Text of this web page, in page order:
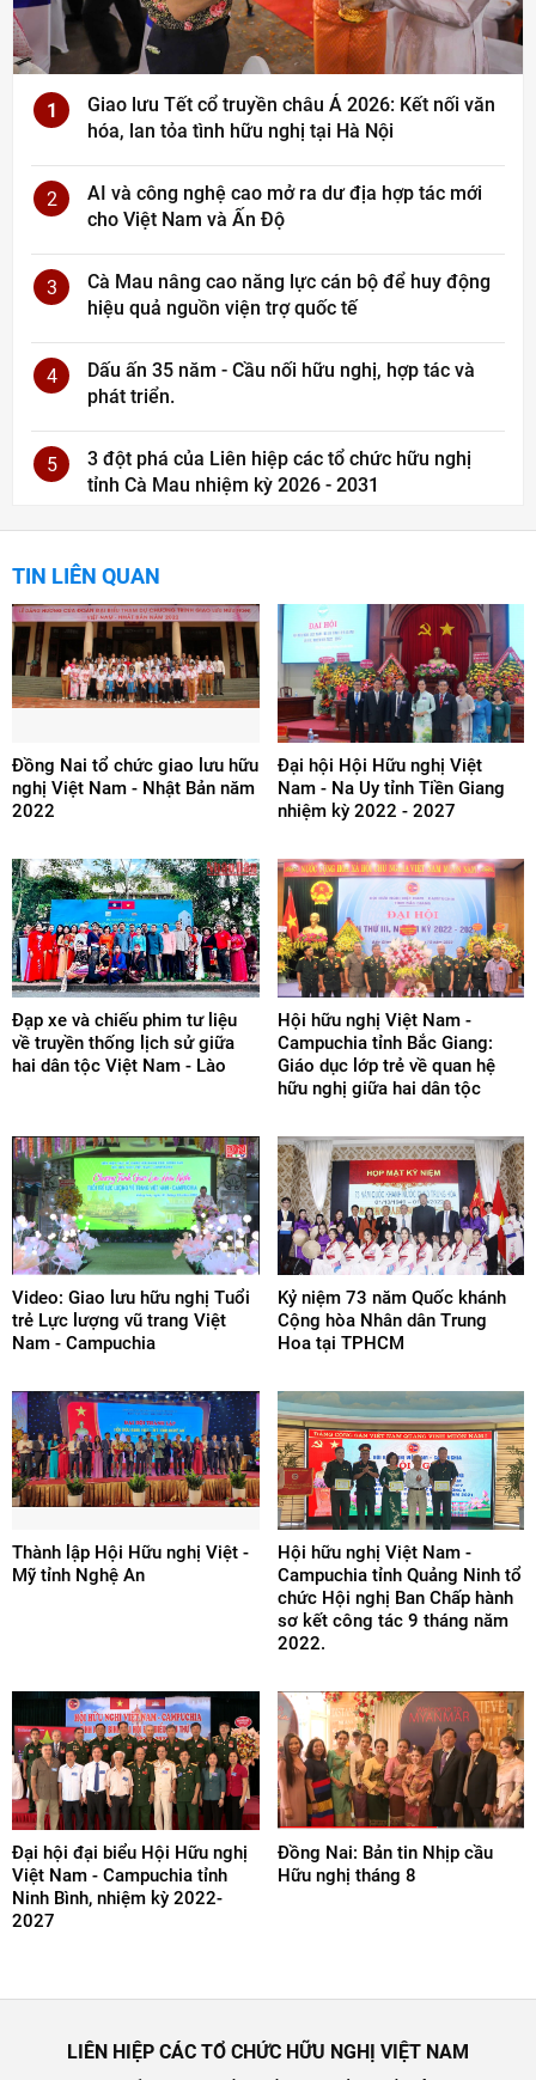
1
Giao lưu Tết cổ truyền châu Á 2026: Kết nối văn
hóa, lan tỏa tình hữu nghị tại Hà Nội
2
AI và công nghệ cao mở ra dư địa hợp tác mới
cho Việt Nam và Ấn Độ
3
Cà Mau nâng cao năng lực cán bộ để huy động
hiệu quả nguồn viện trợ quốc tế
4
Dấu ấn 35 năm - Cầu nối hữu nghị, hợp tác và
phát triển.
5
3 đột phá của Liên hiệp các tổ chức hữu nghị
tỉnh Cà Mau nhiệm kỳ 2026 - 2031
TIN LIÊN QUAN
Đồng Nai tổ chức giao lưu hữu
nghị Việt Nam - Nhật Bản năm
2022
Đại hội Hội Hữu nghị Việt
Nam - Na Uy tỉnh Tiền Giang
nhiệm kỳ 2022 - 2027
Đạp xe và chiếu phim tư liệu
về truyền thống lịch sử giữa
hai dân tộc Việt Nam - Lào
Hội hữu nghị Việt Nam -
Campuchia tỉnh Bắc Giang:
Giáo dục lớp trẻ về quan hệ
hữu nghị giữa hai dân tộc
Video: Giao lưu hữu nghị Tuổi
trẻ Lực lượng vũ trang Việt
Nam - Campuchia
Kỷ niệm 73 năm Quốc khánh
Cộng hòa Nhân dân Trung
Hoa tại TPHCM
Thành lập Hội Hữu nghị Việt -
Mỹ tỉnh Nghệ An
Hội hữu nghị Việt Nam -
Campuchia tỉnh Quảng Ninh tổ
chức Hội nghị Ban Chấp hành
sơ kết công tác 9 tháng năm
2022.
Đại hội đại biểu Hội Hữu nghị
Việt Nam - Campuchia tỉnh
Ninh Bình, nhiệm kỳ 2022-
2027
Đồng Nai: Bản tin Nhịp cầu
Hữu nghị tháng 8
LIÊN HIỆP CÁC TỔ CHỨC HỮU NGHỊ VIỆT NAM